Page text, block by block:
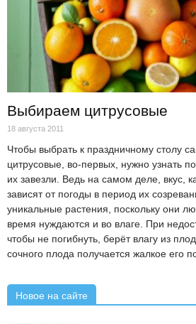
Выбираем цитрусовые
18 августа 2011
Чтобы выбрать к праздничному столу
цитрусовые, во-первых, нужно узнать
их завезли. Ведь на самом деле, вкус,
зависят от погоды в период их
уникальные растения, поскольку они
время нуждаются и во влаге. При
чтобы не погибнуть, берёт влагу из
сочного плода получается жалкое его
Новое на сайте